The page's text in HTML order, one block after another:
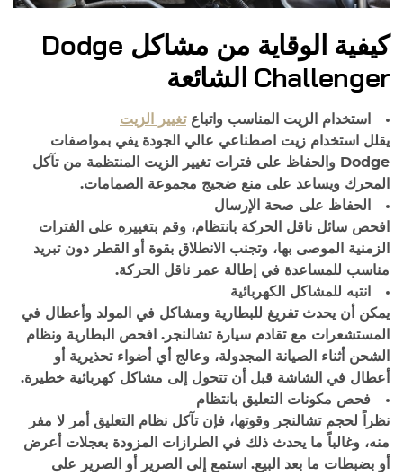
كيفية الوقاية من مشاكل Dodge
Challenger الشائعة
استخدام الزيت المناسب واتباعتغيير الزيت
يقلل استخدام زيت اصطناعي عالي الجودة يفي بمواصفات
Dodge والحفاظ على فترات تغيير الزيت المنتظمة من تآكل
المحرك ويساعد على منع ضجيج مجموعة الصمامات.
الحفاظ على صحة الإرسال
افحص سائل ناقل الحركة بانتظام، وقم بتغييره على الفترات
الزمنية الموصى بها، وتجنب الانطلاق بقوة أو القطر دون تبريد
مناسب للمساعدة في إطالة عمر ناقل الحركة.
انتبه للمشاكل الكهربائية
يمكن أن يحدث تفريغ للبطارية ومشاكل في المولد وأعطال في
المستشعرات مع تقادم سيارة تشالنجر. افحص البطارية ونظام
الشحن أثناء الصيانة المجدولة، وعالج أي أضواء تحذيرية أو
أعطال في الشاشة قبل أن تتحول إلى مشاكل كهربائية خطيرة.
فحص مكونات التعليق بانتظام
نظراً لحجم تشالنجر وقوتها، فإن تآكل نظام التعليق أمر لا مفر
منه، وغالباً ما يحدث ذلك في الطرازات المزودة بعجلات أعرض
أو بضبطات ما بعد البيع. استمع إلى الصرير أو الصرير على